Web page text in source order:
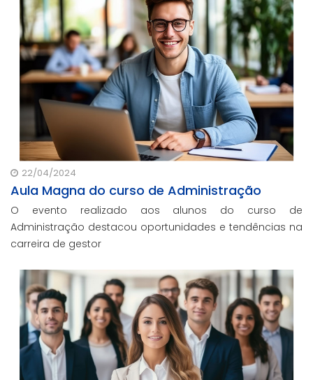
22/04/2024
Aula Magna do curso de Administração
O evento realizado aos alunos do curso de
Administração destacou oportunidades e tendências na
carreira de gestor